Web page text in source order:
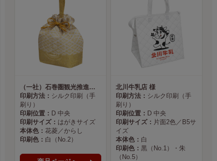
（一社）石巻圏観光推進機構様
印刷方法： シルク印刷（手
刷り）
印刷位置： D 中央
印刷サイズ： はがきサイズ
本体色： 花菱／からし
印刷色： 白（No.2）
北川牛乳店 様
印刷方法： シルク印刷（手
刷り）
印刷位置： D 中央
印刷サイズ： 片面2色／B5サ
イズ
本体色： 白
印刷色： 黒（No.1）・朱
（No.5）